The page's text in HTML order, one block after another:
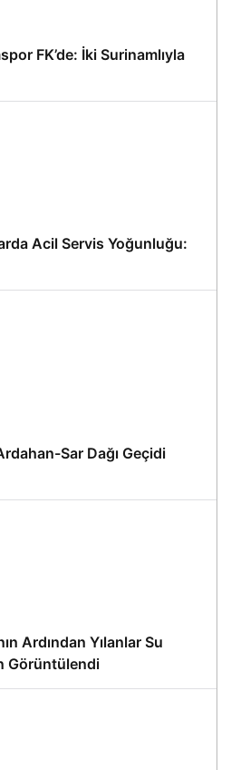
FK’de: İki Surinamlıyla
Acil Servis Yoğunluğu:
Sar Dağı Geçidi
Ardından Yılanlar Su
Görüntülendi